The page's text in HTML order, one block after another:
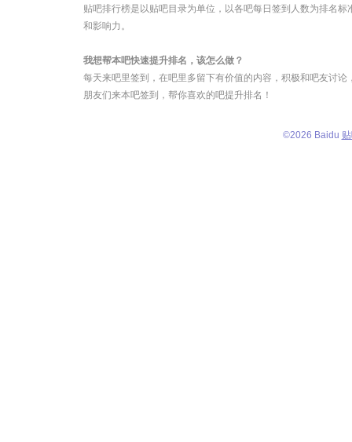
贴吧排行榜是以贴吧目录为单位，以各吧每日签到人数为排名
和影响力。
我想帮本吧快速提升排名，该怎么做？
每天来吧里签到，在吧里多留下有价值的内容，积极和吧友讨
朋友们来本吧签到，帮你喜欢的吧提升排名！
©2026 Baidu